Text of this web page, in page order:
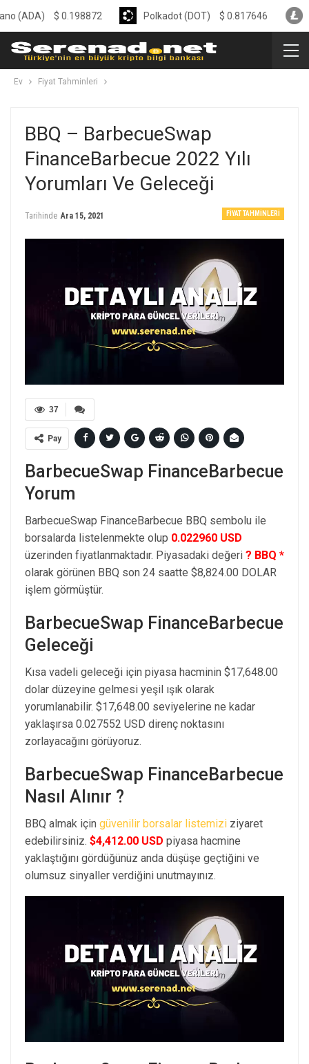
Ev Fiyat Tahminleri
BBQ – BarbecueSwap
FinanceBarbecue 2022 Yılı
Yorumları Ve Geleceği
FIYAT TAHMINLERI
Tarihinde Ara 15, 2021
37
Pay
BarbecueSwap FinanceBarbecue
Yorum
BarbecueSwap FinanceBarbecue BBQ sembolu ile
borsalarda listelenmekte olup 0.022960 USD
üzerinden fiyatlanmaktadır. Piyasadaki değeri ? BBQ *
olarak görünen BBQ son 24 saatte $8,824.00 DOLAR
işlem görmüştür.
BarbecueSwap FinanceBarbecue
Geleceği
Kısa vadeli geleceği için piyasa hacminin $17,648.00
dolar düzeyine gelmesi yeşil ışık olarak
yorumlanabilir. $17,648.00 seviyelerine ne kadar
yaklaşırsa 0.027552 USD direnç noktasını
zorlayacağını görüyoruz.
BarbecueSwap FinanceBarbecue
Nasıl Alınır ?
BBQ almak için güvenilir borsalar listemizi ziyaret
edebilirsiniz. $4,412.00 USD piyasa hacmine
yaklaştığını gördüğünüz anda düşüşe geçtiğini ve
olumsuz sinyaller verdiğini unutmayınız.
$0.198872 Polkadot (DOT) $0.817646 Litecoin